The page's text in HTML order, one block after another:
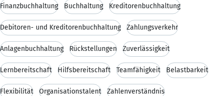
Finanzbuchhaltung Buchhaltung Kreditorenbuchhaltung
Debitoren- und Kreditorenbuchhaltung Zahlungsverkehr
Anlagenbuchhaltung Rückstellungen Zuverlässigkeit
Lernbereitschaft Hilfsbereitschaft Teamfähigkeit Belastbarkeit
Flexibilität Organisationstalent Zahlenverständnis